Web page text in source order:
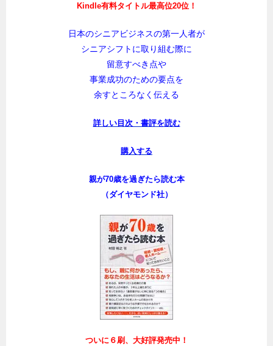
Kindle有料タイトル最高位20位！
日本のシニアビジネスの第一人者が
シニアシフトに取り組む際に
留意すべき点や
事業成功のための要点を
余すところなく伝える
詳しい目次・書評を読む
購入する
親が70歳を過ぎたら読む本
（ダイヤモンド社）
ついに６刷、大好評発売中！